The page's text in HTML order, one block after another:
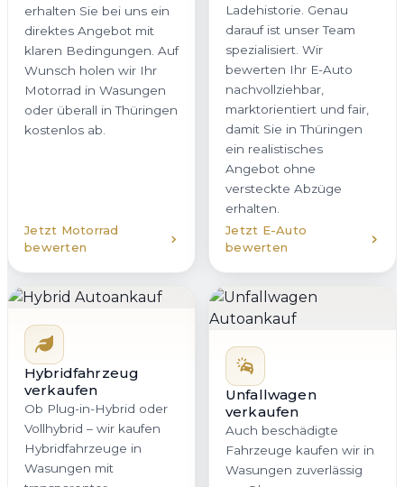
erhalten Sie bei uns ein
direktes Angebot mit
klaren Bedingungen. Auf
Wunsch holen wir Ihr
Motorrad in Wasungen
oder überall in Thüringen
kostenlos ab.
Jetzt Motorrad
bewerten
Ladehistorie. Genau
darauf ist unser Team
spezialisiert. Wir
bewerten Ihr E-Auto
nachvollziehbar,
marktorientiert und fair,
damit Sie in Thüringen
ein realistisches
Angebot ohne
versteckte Abzüge
erhalten.
Jetzt E-Auto
bewerten
Hybridfahrzeug
verkaufen
Ob Plug-in-Hybrid oder
Vollhybrid – wir kaufen
Hybridfahrzeuge in
Wasungen mit
Unfallwagen
verkaufen
Auch beschädigte
Fahrzeuge kaufen wir in
Wasungen zuverlässig